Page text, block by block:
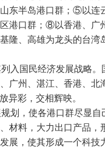
东半岛港口群；⑤以
港口群；⑧以香港、
、高雄为龙头的台湾
入国民经济发展战略
广州、湛江、香港、
异彩，交相辉映。
划，使各港口群尽显
材料，大力出口产品
展，使其形成一个科